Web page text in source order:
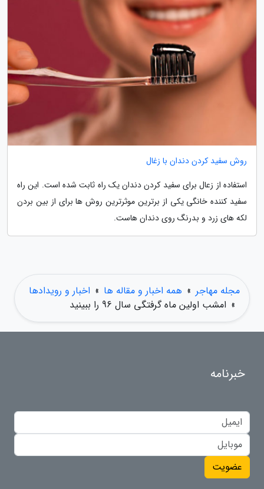
روش سفید کردن دندان با زغال
استفاده از زعال برای سفید کردن دندان یک راه ثابت شده است. این راه
سفید کننده خانگی یکی از برترین موثرترین روش ها برای از بین بردن
لکه های زرد و بدرنگ روی دندان هاست.
مجله مهاجر » همه اخبار و مقاله ها » اخبار و رویدادها
» امشب اولین ماه گرفتگی سال 96 را ببینید
خبرنامه
عضویت